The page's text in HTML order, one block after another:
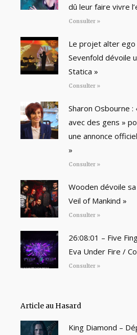
dû leur faire vivre
Consulter »
Le projet alter ego
Sevenfold dévoile
Statica »
Consulter »
Sharon Osbourne :
avec des gens »
une annonce
»
Consulter »
Wooden dévoile
Veil of Mankind »
Consulter »
26:08:01 – Five
Eva Under Fire /
Consulter »
Article au Hasard
King Diamond –